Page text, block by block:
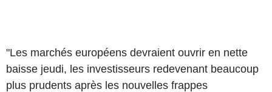
"Les marchés européens devraient ouvrir en nette
baisse jeudi, les investisseurs redevenant beaucoup
plus prudents après les nouvelles frappes